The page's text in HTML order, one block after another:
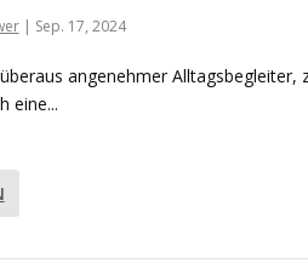
| Sep. 17, 2024
angenehmer Alltagsbegleiter,
eine...